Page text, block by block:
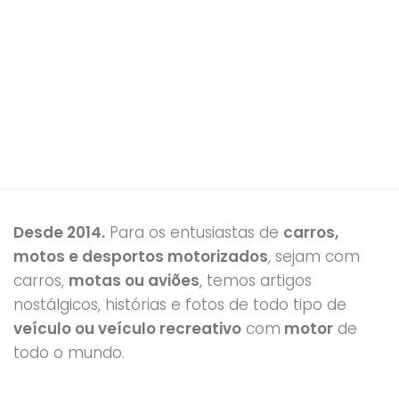
Desde 2014. Para os entusiastas de carros,
motos e desportos motorizados, sejam com
carros, motas ou aviões, temos artigos
nostálgicos, histórias e fotos de todo tipo de
veículo ou veículo recreativo com motor de
todo o mundo.